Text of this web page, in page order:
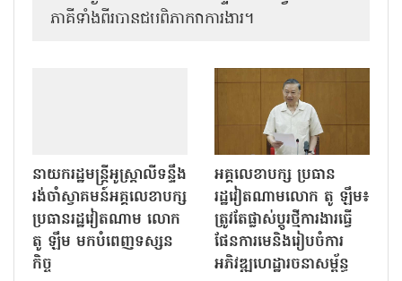
ភាគីទាំងពីរបានជួបពិភាក្សាការងារ​។
នាយករដ្ឋមន្ត្រីអូស្ត្រាលីទន្ទឹង
រង់ចាំស្វាគមន៍អគ្គលេខាបក្ស
ប្រធានរដ្ឋវៀតណាម លោក
តូ ឡឹម មកបំពេញទស្សន
កិច្ច
អគ្គលេខាបក្ស ប្រធាន
រដ្ឋវៀតណាមលោក តូ ឡឹម៖
ត្រូវតែផ្លាស់ប្ដូរថ្មីការងារធ្វើ
ផែនការមេនិងរៀបចំការ
អភិវឌ្ឍហេដ្ឋារចនាសម្ព័ន្ធ